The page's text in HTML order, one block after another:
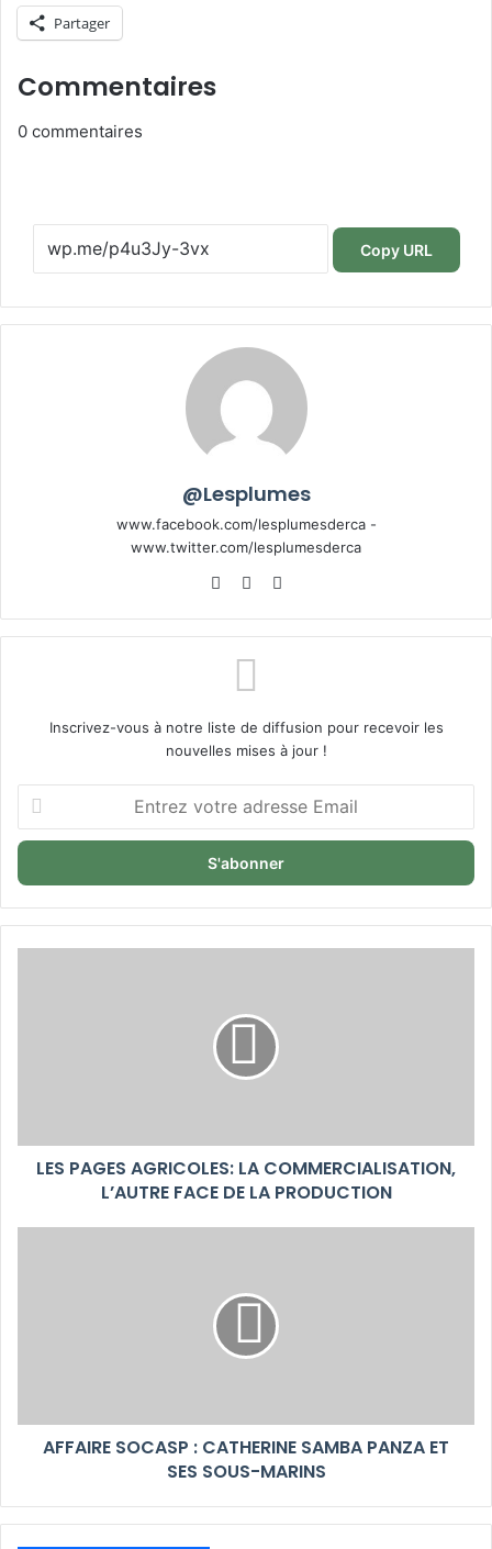
Partager
Commentaires
0 commentaires
Copy URL
@Lesplumes
www.facebook.com/lesplumesderca -
www.twitter.com/lesplumesderca
WebsiteFacebook
Inscrivez-vous à notre liste de diffusion pour recevoir les
nouvelles mises à jour !
votre
adresse
LES PAGES AGRICOLES: LA COMMERCIALISATION,
L’AUTRE FACE DE LA PRODUCTION
AFFAIRE SOCASP : CATHERINE SAMBA PANZA ET
SES SOUS-MARINS